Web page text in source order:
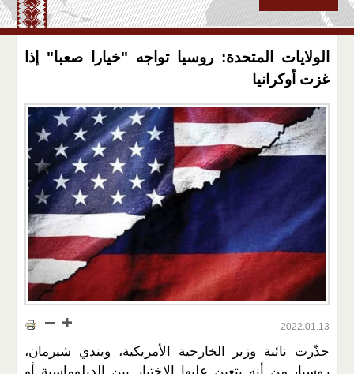
الولايات المتحدة: روسيا تواجه "خيارا صعبا" إذا
غزت أوكرانيا
2022.01.13
حذّرت نائبة وزير الخارجية الأمريكية، ويندي شيرمان،